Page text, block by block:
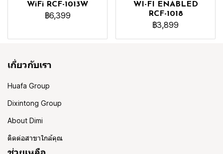
WiFi RCF-1013W
฿6,399
WI-FI ENABLED
RCF-1018
฿3,899
เกี่ยวกับเรา
Huafa Group
Dixintong Group
About Dimi
ติดต่อสาขาใกล้คุณ